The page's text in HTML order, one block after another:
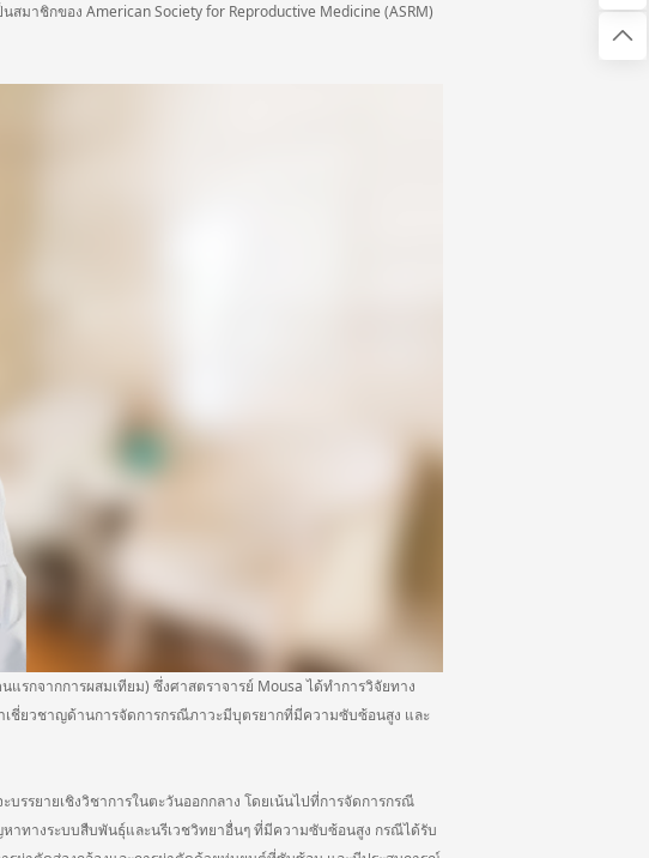
าชิกของ American Society for Reproductive Medicine (ASRM)
รกจากการผสมเทียม) ซึ่งศาสตราจารย์ Mousa ได้ทำการวิจัยทาง
เชี่ยวชาญด้านการจัดการกรณีภาวะมีบุตรยากที่มีความซับซ้อนสูง และ
รยายเชิงวิชาการในตะวันออกกลาง โดยเน้นไปที่การจัดการกรณี
าทางระบบสืบพันธุ์และนรีเวชวิทยาอื่นๆ ที่มีความซับซ้อนสูง กรณีได้รับ
